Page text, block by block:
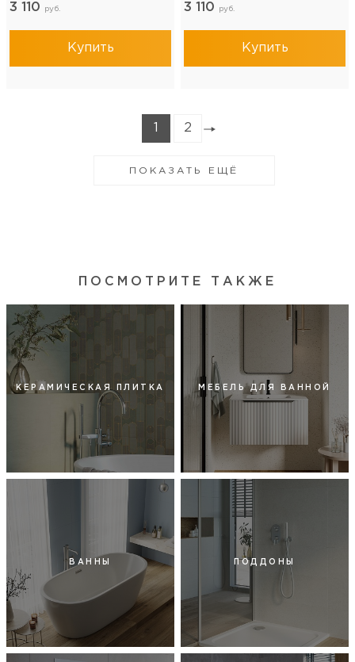
3 110 руб.
Купить
3 110 руб.
Купить
2
ПОКАЗАТЬ ЕЩЁ
ПОСМОТРИТЕ ТАКЖЕ
КЕРАМИЧЕСКАЯ ПЛИТКА МЕБЕЛЬ ДЛЯ ВАННОЙ
ВАННЫ ПОДДОНЫ